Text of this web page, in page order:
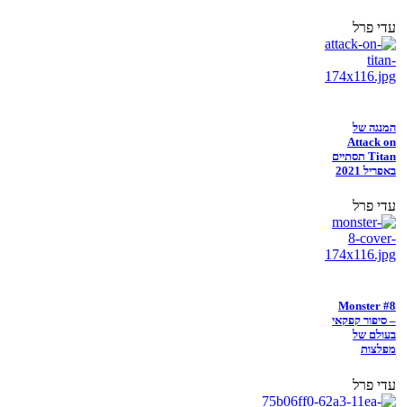
עדי פרל
המנגה של
Attack on
Titan תסתיים
באפריל 2021
עדי פרל
Monster #8
– סיפור קפקאי
בעולם של
מפלצות
עדי פרל